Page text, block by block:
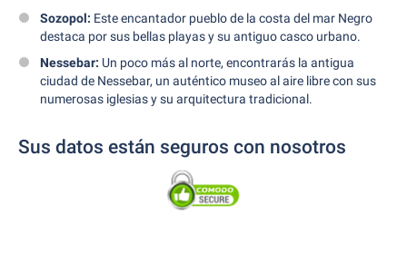
Sozopol: Este encantador pueblo de la costa del mar Negro
destaca por sus bellas playas y su antiguo casco urbano.
Nessebar: Un poco más al norte, encontrarás la antigua
ciudad de Nessebar, un auténtico museo al aire libre con sus
numerosas iglesias y su arquitectura tradicional.
Sus datos están seguros con nosotros